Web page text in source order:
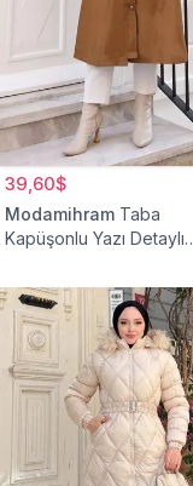
39,60$
Modamihram Taba
Kapüşonlu Yazı Detaylı